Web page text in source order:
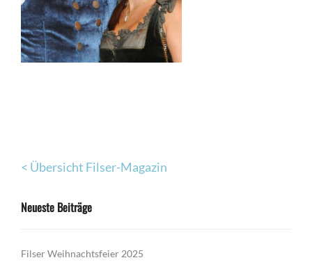
< Übersicht Filser-Magazin
Neueste Beiträge
Filser Weihnachtsfeier 2025